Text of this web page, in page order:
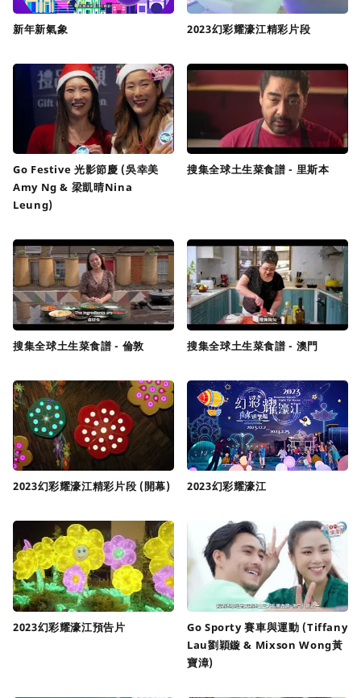
新年新氣象 2023幻彩耀濠江精彩片段
Go Festive 光影節慶 (吳幸美
Amy Ng & 梁凱晴Nina
Leung)
搜集全球土生菜食譜 - 里斯本
搜集全球土生菜食譜 - 倫敦 搜集全球土生菜食譜 - 澳門
2023幻彩耀濠江精彩片段 (開幕) 2023幻彩耀濠江
2023幻彩耀濠江預告片
Go Sporty 賽車與運動 (Tiffany
Lau劉穎鏇 & Mixson Wong黃
寶漳)